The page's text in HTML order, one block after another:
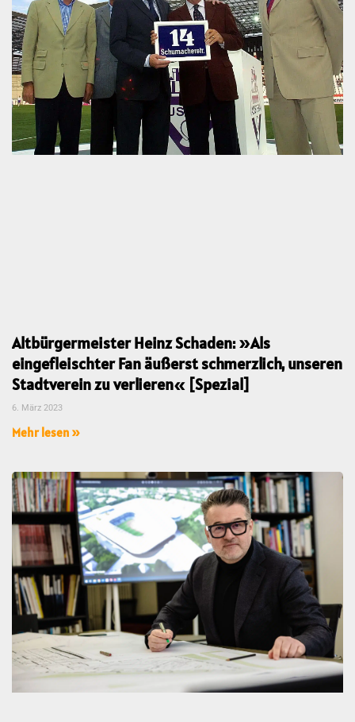
Altbürgermeister Heinz Schaden: »Als
eingefleischter Fan äußerst schmerzlich, unseren
Stadtverein zu verlieren« [Spezial]
6. März 2023
Mehr lesen »